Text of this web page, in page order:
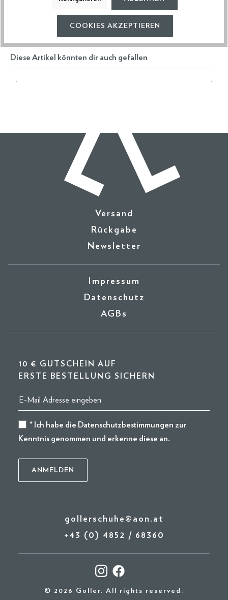
VERSAND & RETOURE
Diese Artikel könnten dir auch gefallen
Versand
Rückgabe
Newsletter
Impressum
Datenschutz
AGBs
10 € GUTSCHEIN AUF
ERSTE BESTELLUNG SICHERN
* Ich habe die Datenschutzbestimmungen zur
Kenntnis genommen und erkenne diese an.
gollerschuhe@aon.at
+43 (0) 4852 / 68360
© 2026 Goller. All rights reserved.
COOKIES AKZEPTIEREN